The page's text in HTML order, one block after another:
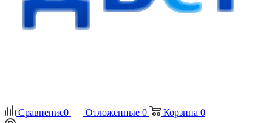
Сравнение0 Отложенные 0 Корзина 0